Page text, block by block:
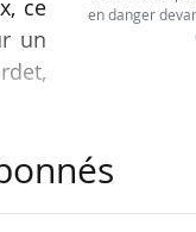
ce
un
en danger